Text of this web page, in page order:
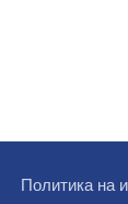
Политика на